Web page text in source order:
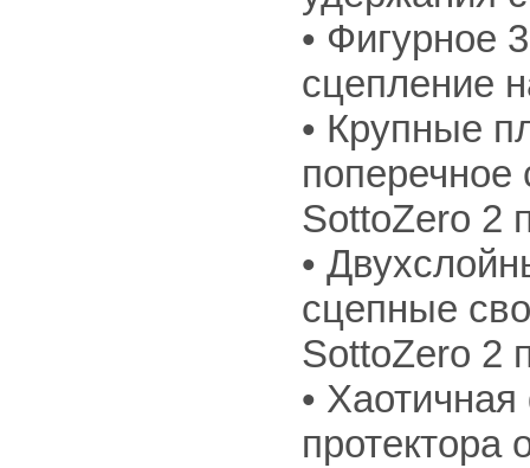
• Фигурное
сцепление
• Крупные
SottoZero 2
•
сцепные
SottoZero 2
•
протектора